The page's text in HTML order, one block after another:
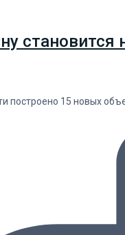
построено 15 новых